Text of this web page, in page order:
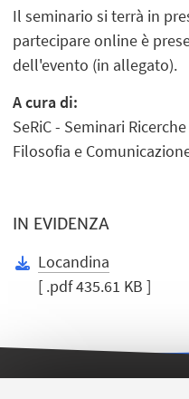
Il seminario si terrà in
partecipare online è
dell'evento (in allegato).
A cura di:
SeRiC - Seminari
Filosofia e
IN EVIDENZA
Locandina
[ .pdf 435.61 KB ]